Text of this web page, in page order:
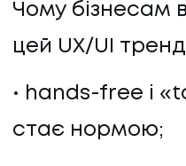
Чому бізнесам
цей UX/UI тренд
hands-free і
стає нормою;